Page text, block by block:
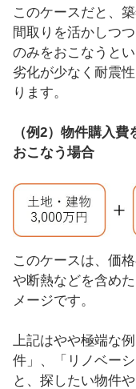
このケースだと、
間取りを活かしつ
のみをおこなうと
劣化が少なく耐震
ります。
（例2）物件購入
おこなう場合
このケースは、価
や断熱などを含め
メージです。
上記はやや極端な
件」、「リノベー
と、探したい物件